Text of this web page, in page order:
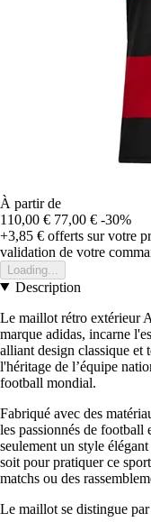
À partir de
110,00 € 77,00 € -30%
+3,85 € offerts sur votre
validation de votre
Loading...
Description
Le maillot rétro extérieur
marque adidas, incarne
alliant design classique et
l'héritage de l’équipe
football mondial.
Fabriqué avec des
les passionnés de
seulement un style
soit pour pratiquer ce
matchs ou des
Le maillot se distingue